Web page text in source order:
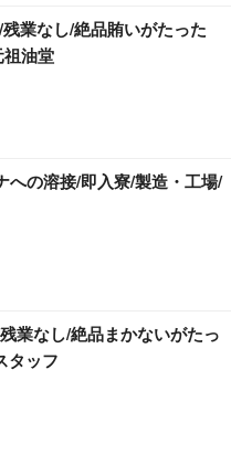
業なし/絶品賄いがたった
油堂
への溶接/即入寮/製造・工場/
業なし/絶品まかないがたっ
タッフ